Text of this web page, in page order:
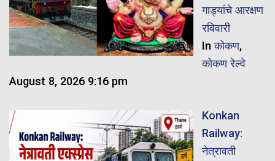
गाड्यांचे आरक्षण
रविवारी
Inकोकण,
कोकण रेल्वे
August 8, 2026 9:16 pm
Konkan
Railway:
नेत्रावती